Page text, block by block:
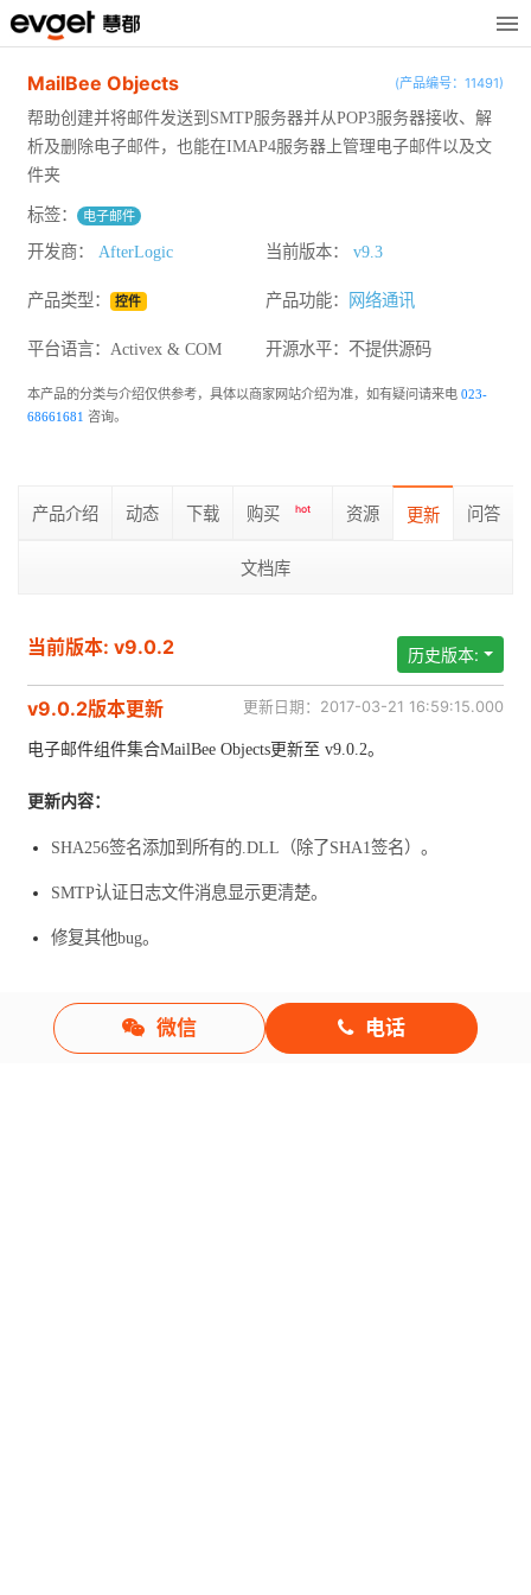
MailBee Objects (产品编号：11491)
帮助创建并将邮件发送到SMTP服务器并从POP3服务器接收、解
析及删除电子邮件，也能在IMAP4服务器上管理电子邮件以及文
件夹
标签： 电子邮件
开发商： AfterLogic 当前版本： v9.3
产品类型： 控件 产品功能： 网络通讯
平台语言：Activex & COM 开源水平： 不提供源码
本产品的分类与介绍仅供参考，具体以商家网站介绍为准，如有疑问请来电 023-
68661681 咨询。
产品介绍 动态 下载 购买 hot 资源 更新 问答
文档库
当前版本: v9.0.2 历史版本:
v9.0.2版本更新 更新日期：2017-03-21 16:59:15.000
电子邮件组件集合MailBee Objects更新至 v9.0.2。
更新内容：
SHA256签名添加到所有的.DLL（除了SHA1签名）。
SMTP认证日志文件消息显示更清楚。
修复其他bug。
微信 电话